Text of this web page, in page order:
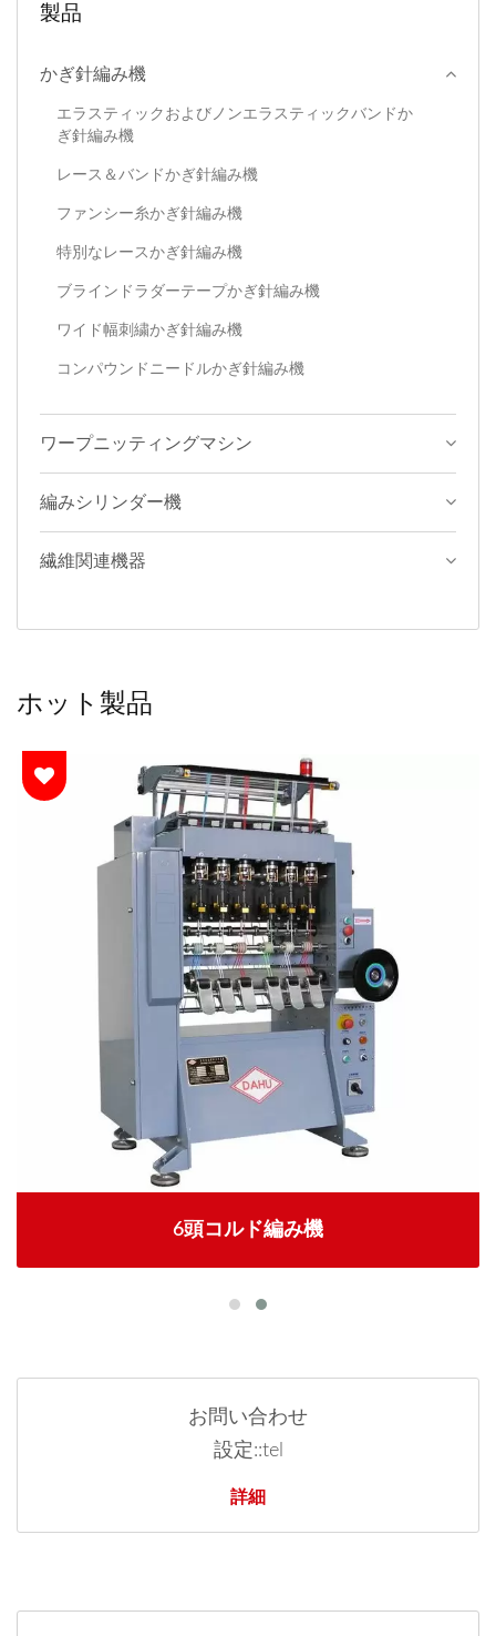
製品
かぎ針編み機
エラスティックおよびノンエラスティックバンドか
ぎ針編み機
レース＆バンドかぎ針編み機
ファンシー糸かぎ針編み機
特別なレースかぎ針編み機
ブラインドラダーテープかぎ針編み機
ワイド幅刺繍かぎ針編み機
コンパウンドニードルかぎ針編み機
ワープニッティングマシン
編みシリンダー機
繊維関連機器
ホット製品
6頭コルド編み機
お問い合わせ
設定::tel
詳細